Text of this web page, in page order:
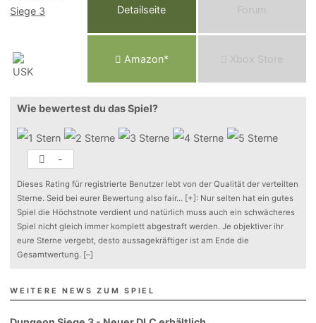
Detailseite Forum
Amazon* Xbox Store
Wie bewertest du das Spiel?
-
Dieses Rating für registrierte Benutzer lebt von der Qualität der verteilten
Sterne. Seid bei eurer Bewertung also fair... [+] : Nur selten hat ein gutes
Spiel die Höchstnote verdient und natürlich muss auch ein schwächeres
Spiel nicht gleich immer komplett abgestraft werden. Je objektiver ihr
eure Sterne vergebt, desto aussagekräftiger ist am Ende die
Gesamtwertung. [–]
WEITERE NEWS ZUM SPIEL